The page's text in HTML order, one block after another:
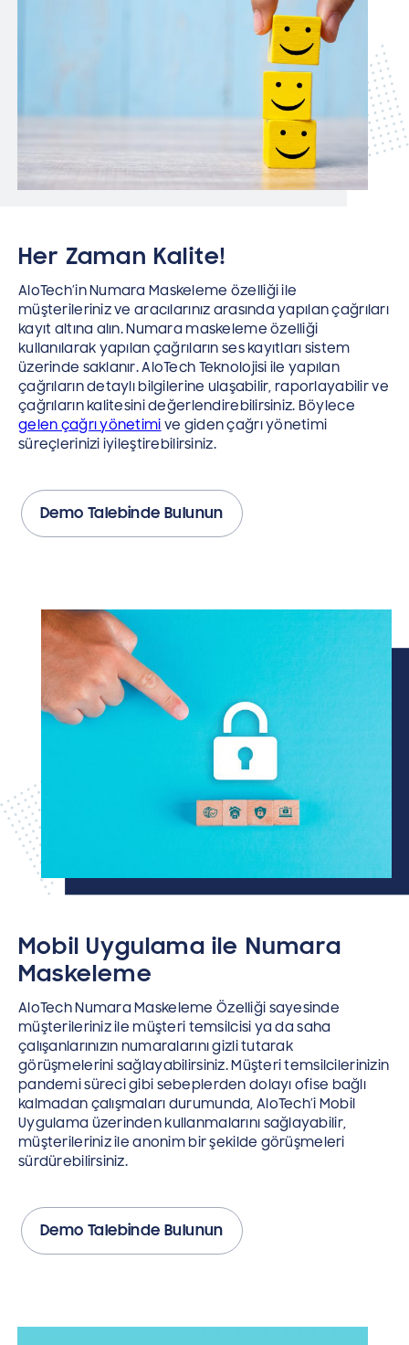
Her Zaman Kalite!
AloTech’in Numara Maskeleme özelliği ile
müşterileriniz ve aracılarınız arasında yapılan çağrıları
kayıt altına alın. Numara maskeleme özelliği
kullanılarak yapılan çağrıların ses kayıtları sistem
üzerinde saklanır. AloTech Teknolojisi ile yapılan
çağrıların detaylı bilgilerine ulaşabilir, raporlayabilir ve
çağrıların kalitesini değerlendirebilirsiniz. Böylece
gelen çağrı yönetimi ve giden çağrı yönetimi
süreçlerinizi iyileştirebilirsiniz.
Demo Talebinde Bulunun
Mobil Uygulama ile Numara
Maskeleme
AloTech Numara Maskeleme Özelliği sayesinde
müşterileriniz ile müşteri temsilcisi ya da saha
çalışanlarınızın numaralarını gizli tutarak
görüşmelerini sağlayabilirsiniz. Müşteri temsilcilerinizin
pandemi süreci gibi sebeplerden dolayı ofise bağlı
kalmadan çalışmaları durumunda, AloTech’i Mobil
Uygulama üzerinden kullanmalarını sağlayabilir,
müşterileriniz ile anonim bir şekilde görüşmeleri
sürdürebilirsiniz.
Demo Talebinde Bulunun